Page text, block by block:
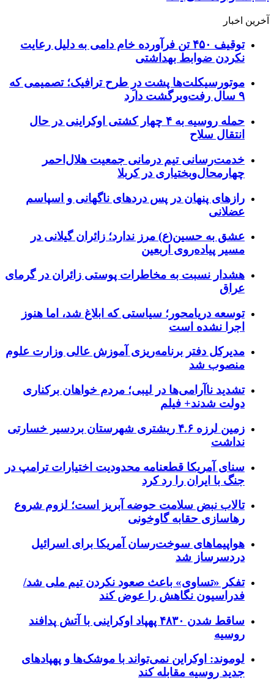
آخرین اخبار
توقیف ۴۵۰ تن فرآورده خام دامی به دلیل رعایت
نکردن ضوابط بهداشتی
موتورسیکلت‌ها پشت درِ طرح ترافیک؛ تصمیمی که
۹ سال رفت‌وبرگشت دارد
حمله روسیه به ۴ چهار کشتی اوکراینی در حال
انتقال سلاح
خدمت‌رسانی تیم درمانی جمعیت هلال‌احمر
چهارمحال‌وبختیاری در کربلا
رازهای پنهان در پس دردهای ناگهانی و اسپاسم
عضلانی
عشق به حسین(ع) مرز ندارد؛ زائران گیلانی در
مسیر پیاده‌روی اربعین
هشدار نسبت به مخاطرات پوستی زائران در گرمای
عراق
توسعه دریامحور؛ سیاستی که ابلاغ شد، اما هنوز
اجرا نشده است
مدیرکل دفتر برنامه‌ریزی آموزش عالی وزارت علوم
منصوب شد
تشدید ناآرامی‌ها در لیبی؛ مردم خواهان برکناری
دولت شدند+ فیلم
زمین لرزه ۴.۶ ریشتری شهرستان بردسیر خسارتی
نداشت
سنای آمریکا قطعنامه محدودیت اختیارات ترامپ در
جنگ با ایران را رد کرد
تالاب نبض سلامت حوضه آبریز است؛ لزوم شروع
رهاسازی حقابه گاوخونی
هواپیماهای سوخت‌رسان آمریکا برای اسرائیل
دردسرساز شد
تفکر «تساوی» باعث صعود نکردن تیم ملی شد/
فدراسیون نگاهش را عوض کند
ساقط شدن ۴۸۳۰ پهپاد اوکراینی با آتش پدافند
روسیه
لوموند: اوکراین نمی‌تواند با موشک‌ها و پهپادهای
جدید روسیه مقابله کند